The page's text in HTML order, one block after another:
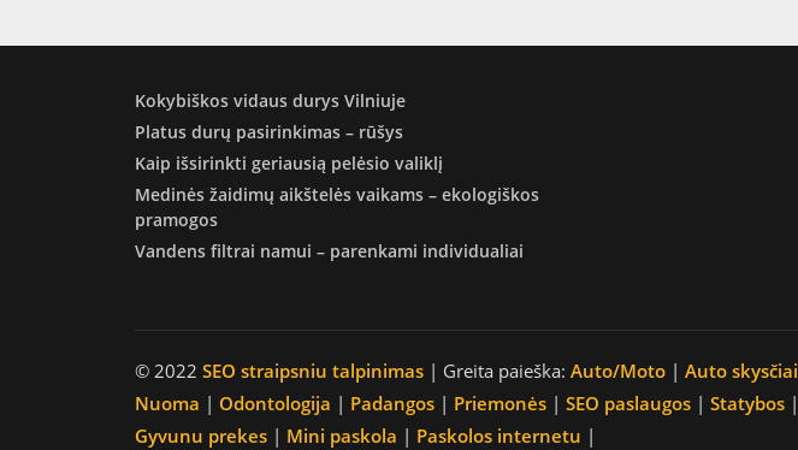
Kokybiškos vidaus durys Vilniuje
Platus durų pasirinkimas – rūšys
Kaip išsirinkti geriausią pelėsio valiklį
Medinės žaidimų aikštelės vaikams – ekologiškos
pramogos
Vandens filtrai namui – parenkami individualiai
© 2022 SEO straipsniu talpinimas | Greita paieška: Auto/Moto | Auto skysčiai
Nuoma | Odontologija | Padangos | Priemonės | SEO paslaugos | Statybos |
Gyvunu prekes | Mini paskola | Paskolos internetu |